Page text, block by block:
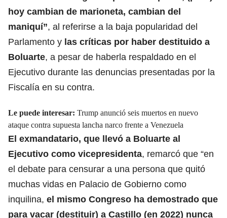
hoy cambian de marioneta, cambian del
maniquí”, al referirse a la baja popularidad del
Parlamento y las críticas por haber destituido a
Boluarte, a pesar de haberla respaldado en el
Ejecutivo durante las denuncias presentadas por la
Fiscalía en su contra.
Le puede interesar: Trump anunció seis muertos en nuevo
ataque contra supuesta lancha narco frente a Venezuela
El exmandatario, que llevó a Boluarte al
Ejecutivo como vicepresidenta, remarcó que “en
el debate para censurar a una persona que quitó
muchas vidas en Palacio de Gobierno como
inquilina, el mismo Congreso ha demostrado que
para vacar (destituir) a Castillo (en 2022) nunca